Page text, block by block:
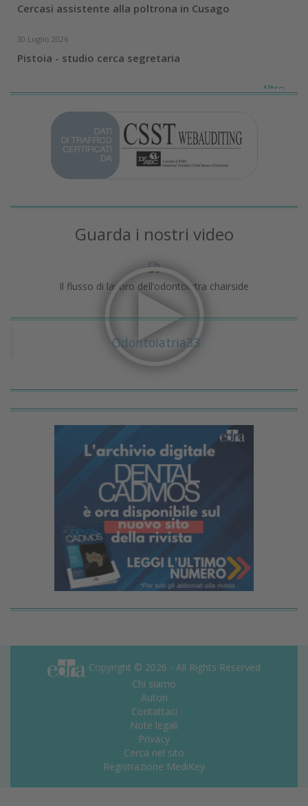
Cercasi assistente alla poltrona in Cusago
30 Luglio 2026
Pistoia - studio cerca segretaria
Altro...
Guarda i nostri video
Il flusso di lavoro dell’odontoiatra chairside
Odontoiatria33
Copyright © 2026 - All Rights Reserved
Chi siamo
Autori
Contattaci
Note legali
Privacy
Cerca nel sito
Registrazione MediKey